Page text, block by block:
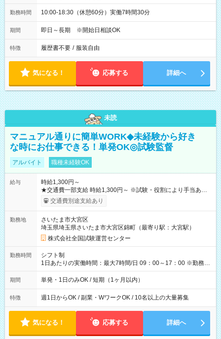
勤務時間 10:00-18:30（休憩60分）実働7時間30分
期間 即日～長期 ※開始日相談OK
特徴 履歴書不要 / 服装自由
気になる！ 応募する 詳細へ
未読
マニュアル通りに簡単WORK◆未経験から好き
な時にお仕事できる！単発OK◎試験監督
アルバイト 職種未経験OK
給与
時給1,300円～
★交通費一部支給 時給1,300円～ ※試験・役割により手当あり
※勤務回数により昇給あり 【即給（前払い）オプションあ
り！】 希望される場合、勤務から1週間ほどで給与の一部を受け
例】 ・河合塾模擬試験 8:30～17:30（休憩1時間） 時給1,300円
×8時間＝日収10,400円＋交通費 ※当日の役割により時給＋100
円の場合あり ・国家試験 7:00～13:30（休憩なし） 時給1,300
円（役割手当＋100円）×6時間＝日収8,400円＋交通費 【試用期
間】試用期間なし
交通費別途支給あり
勤務地
さいたま市大宮区
埼玉県埼玉県さいたま市大宮区錦町（最寄り駅：大宮駅）
株式会社全国試験運営センター
勤務時間
シフト制
1日あたりの実働時間：最大7時間/日 09：00～17：00 ※勤務時
間は 試験により異なります。
期間 単発・1日のみOK / 短期（1ヶ月以内）
特徴 週1日からOK / 副業・WワークOK / 10名以上の大量募集
気になる！ 応募する 詳細へ